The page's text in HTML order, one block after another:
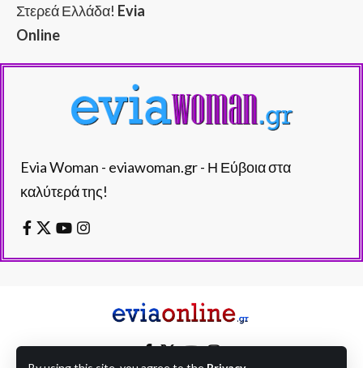
Στερεά Ελλάδα! Evia
Online
Evia Woman - eviawoman.gr - Η Εύβοια στα
καλύτερά της!